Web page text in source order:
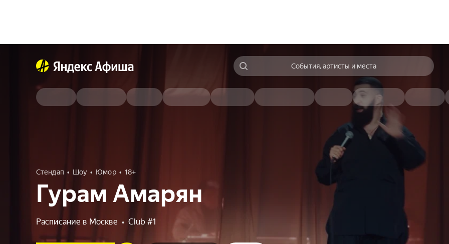
События, артисты и места
Стендап Шоу Юмор 18+
Гурам Амарян
Расписание в Москве • Club #1